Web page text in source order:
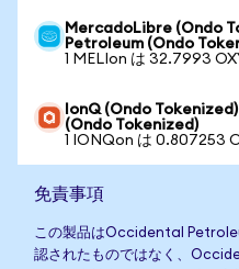
MercadoLibre (Ondo
Petroleum (Ondo
1 MELIon は 32.7993
IonQ (Ondo
(Ondo Tokenized)
1 IONQon は 0.807253
免責事項
この製品はOccidental
認されたものではなく、